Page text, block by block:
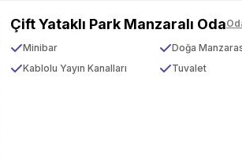
Çift Yataklı Park Manzaralı Oda
Minibar
Doğa
Kablolu Yayın Kanalları
Tuvalet